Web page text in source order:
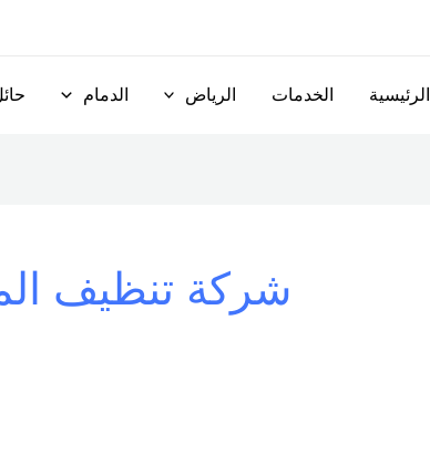
الرئيسية
الخدمات الرياض الدمام
شركة تنظيف